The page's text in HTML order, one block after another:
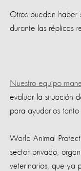
Otros pueden haber
durante las réplicas
Nuestro equipo
evaluar la situación
para ayudarlos tanto
World Animal
sector privado,
veterinarios, que ya